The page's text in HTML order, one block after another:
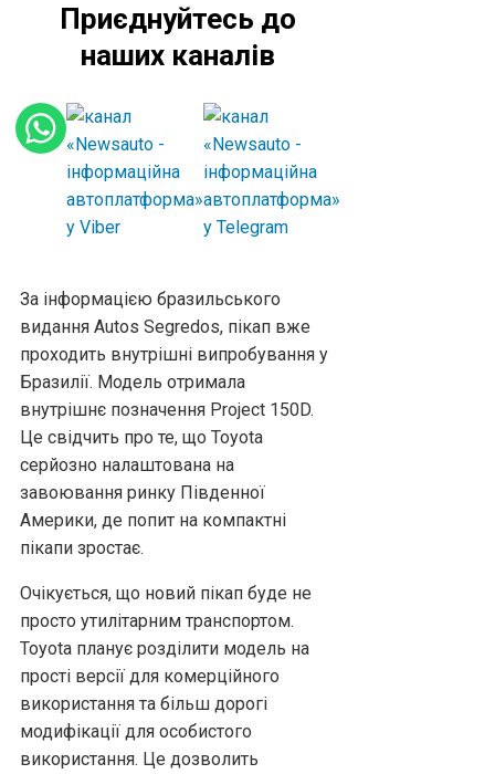
Приєднуйтесь до
наших каналів
За інформацією бразильського
видання Autos Segredos, пікап вже
проходить внутрішні випробування у
Бразилії. Модель отримала
внутрішнє позначення Project 150D.
Це свідчить про те, що Toyota
серйозно налаштована на
завоювання ринку Південної
Америки, де попит на компактні
пікапи зростає.
Очікується, що новий пікап буде не
просто утилітарним транспортом.
Toyota планує розділити модель на
прості версії для комерційного
використання та більш дорогі
модифікації для особистого
використання. Це дозволить